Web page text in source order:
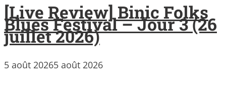
[Live Review] Binic Folks
Blues Festival – Jour 3 (26
juillet 2026)
5 août 20265 août 2026